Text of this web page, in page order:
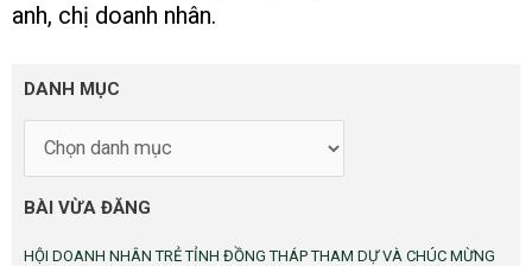
anh, chị doanh nhân.
DANH MỤC
DANH
BÀI VỪA ĐĂNG
HỘI DOANH NHÂN TRẺ TỈNH ĐỒNG THÁP THAM DỰ VÀ CHÚC MỪNG